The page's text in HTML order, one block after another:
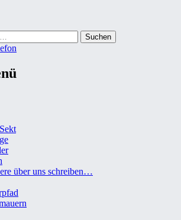
Aust
der Radebeuler Oberlößnitz
über uns schreiben…